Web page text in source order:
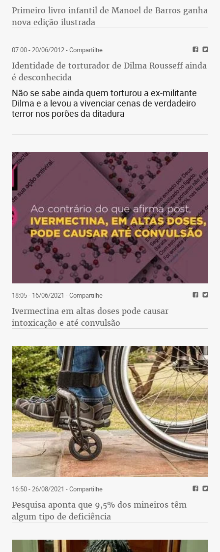
Primeiro livro infantil de Manoel de Barros ganha
nova edição ilustrada
07:00 - 20/06/2012- Compartilhe
Identidade de torturador de Dilma Rousseff ainda
é desconhecida
Não se sabe ainda quem torturou a ex-militante
Dilma e a levou a vivenciar cenas de verdadeiro
terror nos porões da ditadura
18:05 - 16/06/2021 - Compartilhe
Ivermectina em altas doses pode causar
intoxicação e até convulsão
16:50 - 26/08/2021 - Compartilhe
Pesquisa aponta que 9,5% dos mineiros têm
algum tipo de deficiência